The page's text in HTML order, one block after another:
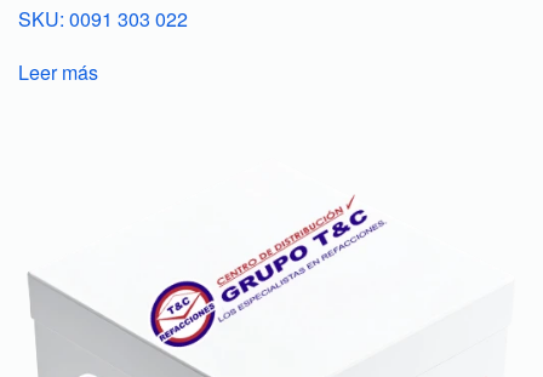
SKU: 0091 303 022
Leer más